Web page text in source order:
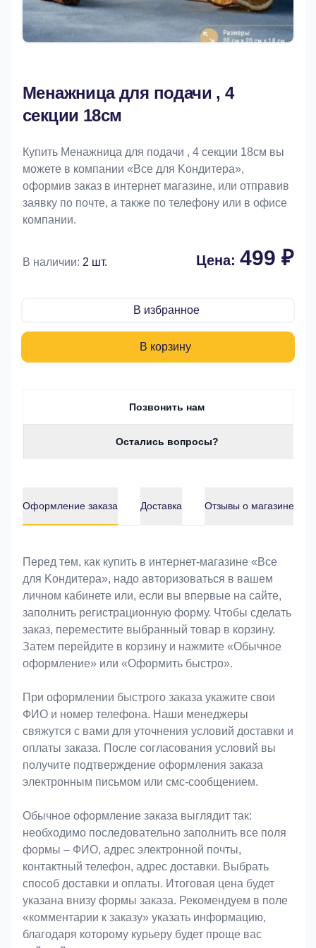
Менажница для подачи , 4
секции 18см
Купить Менажница для подачи , 4 секции 18см вы
можете в компании «Bce для Koндитeрa»,
оформив заказ в интернет магазине, или отправив
заявку по почте, а также по телефону или в офисе
компании.
В наличии: 2 шт. Цена: 499 ₽
В избранное
В корзину
Позвонить нам
Остались вопросы?
Оформление заказа Доставка Отзывы о магазине
Оформление заказа
Перед тем, как купить в интернет-магазине «Bce
для Koндитeрa», надо авторизоваться в вашем
личном кабинете или, если вы впервые на сайте,
заполнить регистрационную форму. Чтобы сделать
заказ, переместите выбранный товар в корзину.
Затем перейдите в корзину и нажмите «Обычное
оформление» или «Оформить быстро».
При оформлении быстрого заказа укажите свои
ФИО и номер телефона. Наши менеджеры
свяжутся с вами для уточнения условий доставки и
оплаты заказа. После согласования условий вы
получите подтверждение оформления заказа
электронным письмом или смс-сообщением.
Обычное оформление заказа выглядит так:
необходимо последовательно заполнить все поля
формы – ФИО, адрес электронной почты,
контактный телефон, адрес доставки. Выбрать
способ доставки и оплаты. Итоговая цена будет
указана внизу формы заказа. Рекомендуем в поле
«комментарии к заказу» указать информацию,
благодаря которому курьеру будет проще вас